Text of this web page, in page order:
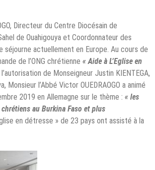
Directeur du Centre Diocésain de
de Ouahigouya et Coordonnateur des
actuellement en Europe. Au cours de
de l’ONG chrétienne « Aide à L’Eglise en
de Monseigneur Justin KIENTEGA,
Monsieur l’Abbé Victor OUEDRAOGO a animé
2019 en Allemagne sur le thème : « les
au Burkina Faso et plus
en détresse » de 23 pays ont assisté à la